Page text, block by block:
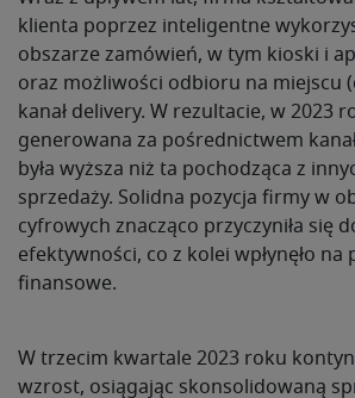
klienta poprzez inteligentne
obszarze zamówień, w tym kioski i
oraz możliwości odbioru na miejscu
kanał delivery. W rezultacie, w 2023
generowana za pośrednictwem
była wyższa niż ta pochodząca z
sprzedaży. Solidna pozycja firmy w
cyfrowych znacząco przyczyniła się
efektywności, co z kolei wpłynęło na
finansowe.
W trzecim kwartale 2023 roku
wzrost, osiągając skonsolidowaną